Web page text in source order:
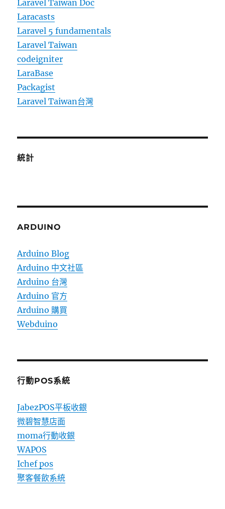
Laravel Taiwan Doc
Laracasts
Laravel 5 fundamentals
Laravel Taiwan
codeigniter
LaraBase
Packagist
Laravel Taiwan台灣
統計
ARDUINO
Arduino Blog
Arduino 中文社區
Arduino 台灣
Arduino 官方
Arduino 購買
Webduino
行動POS系統
JabezPOS平板收銀
微碧智慧店面
moma行動收銀
WAPOS
Ichef pos
聚客餐飲系統